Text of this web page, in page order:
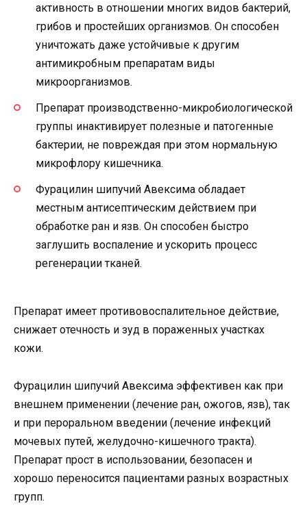
активность в отношении многих видов бактерий,
грибов и простейших организмов. Он способен
уничтожать даже устойчивые к другим
антимикробным препаратам виды
микроорганизмов.
Препарат производственно-микробиологической
группы инактивирует полезные и патогенные
бактерии, не повреждая при этом нормальную
микрофлору кишечника.
Фурацилин шипучий Авексима обладает
местным антисептическим действием при
обработке ран и язв. Он способен быстро
заглушить воспаление и ускорить процесс
регенерации тканей.
Препарат имеет противовоспалительное действие,
снижает отечность и зуд в пораженных участках
кожи.
Фурацилин шипучий Авексима эффективен как при
внешнем применении (лечение ран, ожогов, язв), так
и при пероральном введении (лечение инфекций
мочевых путей, желудочно-кишечного тракта).
Препарат прост в использовании, безопасен и
хорошо переносится пациентами разных возрастных
групп.